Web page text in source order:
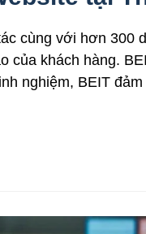
cùng với hơn 300
của khách hàng.
nghiệm, BEIT